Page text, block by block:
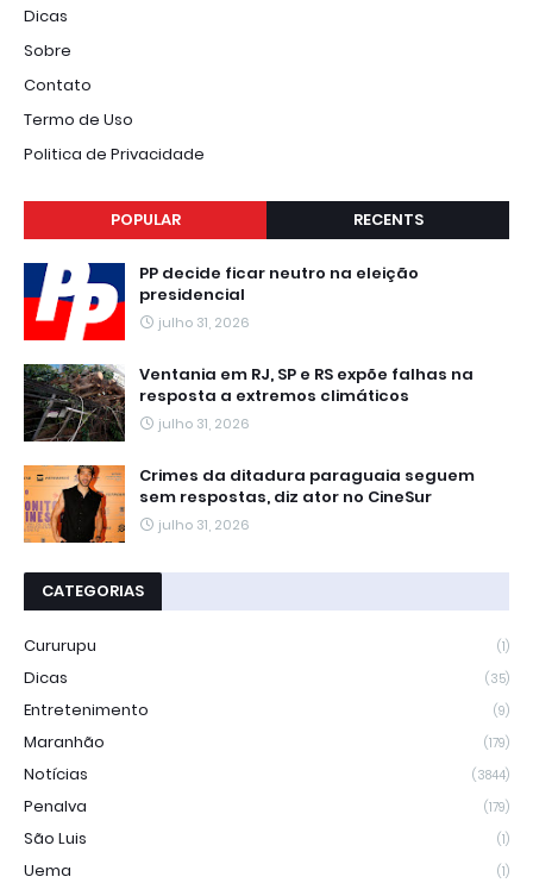
Dicas
Sobre
Contato
Termo de Uso
Politica de Privacidade
POPULAR RECENTS
PP decide ficar neutro na eleição
presidencial
julho 31, 2026
Ventania em RJ, SP e RS expõe falhas na
resposta a extremos climáticos
julho 31, 2026
Crimes da ditadura paraguaia seguem
sem respostas, diz ator no CineSur
julho 31, 2026
CATEGORIAS
Cururupu (1)
Dicas (35)
Entretenimento (9)
Maranhão (179)
Notícias (3844)
Penalva (179)
São Luis (1)
Uema (1)